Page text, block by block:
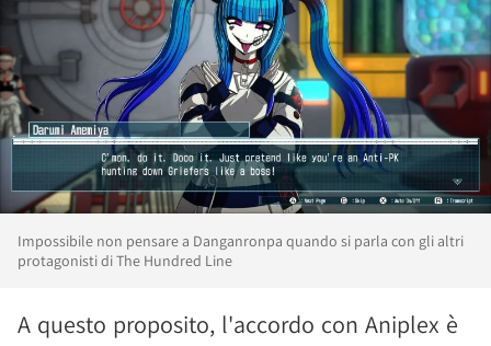
Impossibile non pensare a Danganronpa quando si parla con gli altri
protagonisti di The Hundred Line
A questo proposito, l'accordo con Aniplex è